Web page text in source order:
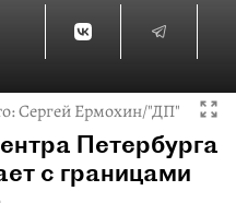
Сергей Ермохин/"ДП"
Петербурга
с границами